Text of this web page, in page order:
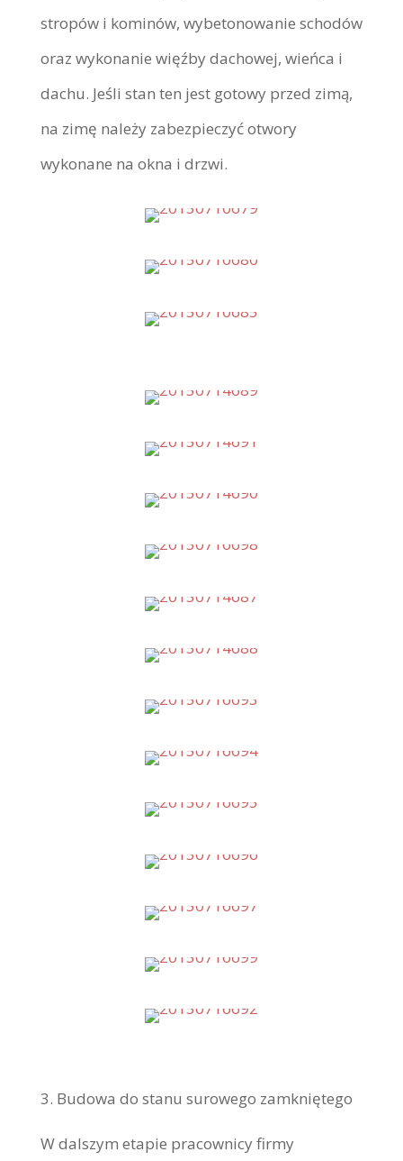
stropów i kominów, wybetonowanie schodów
oraz wykonanie więźby dachowej, wieńca i
dachu. Jeśli stan ten jest gotowy przed zimą,
na zimę należy zabezpieczyć otwory
wykonane na okna i drzwi.
Budowa do stanu surowego zamkniętego
W dalszym etapie pracownicy firmy